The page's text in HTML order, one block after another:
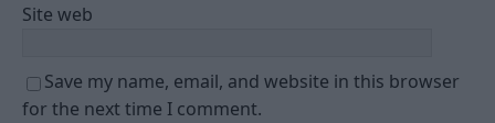
Site web
Save my name, email, and website in this browser
for the next time I comment.